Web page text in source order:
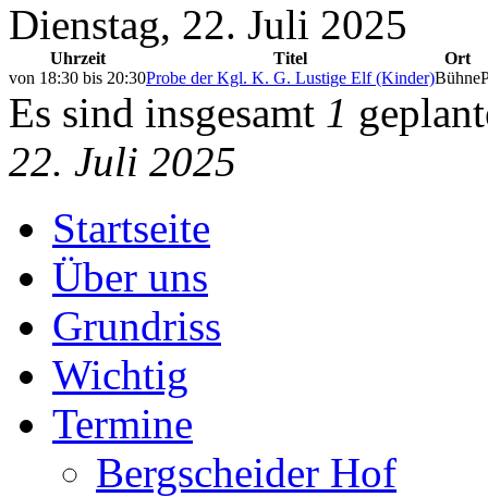
Dienstag, 22. Juli 2025
Uhrzeit Titel
Ort
von 18:30 bis 20:30Probe der Kgl. K. G. Lustige Elf (Kinder)Bühne
Es sind insgesamt 1
22. Juli 2025
Startseite
Über uns
Grundriss
Wichtig
Termine
Bergscheider Hof